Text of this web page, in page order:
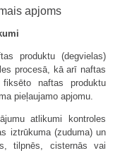
apjoms
produktu (degvielas)
procesā, kā arī naftas
naftas produktu
pieļaujamo apjomu.
atlikumi kontroles
iztrūkuma (zuduma) un
tilpnēs, cisternās vai